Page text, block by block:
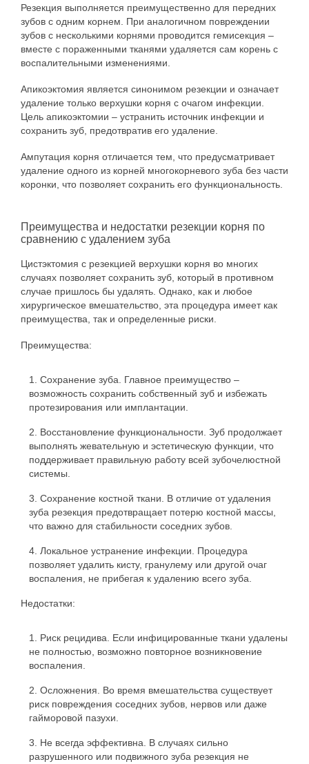
Резекция выполняется преимущественно для передних
зубов с одним корнем. При аналогичном повреждении
зубов с несколькими корнями проводится гемисекция –
вместе с пораженными тканями удаляется сам корень с
воспалительными изменениями.
Апикоэктомия является синонимом резекции и означает
удаление только верхушки корня с очагом инфекции.
Цель апикоэктомии – устранить источник инфекции и
сохранить зуб, предотвратив его удаление.
Ампутация корня отличается тем, что предусматривает
удаление одного из корней многокорневого зуба без части
коронки, что позволяет сохранить его функциональность.
Преимущества и недостатки резекции корня по
сравнению с удалением зуба
Цистэктомия с резекцией верхушки корня во многих
случаях позволяет сохранить зуб, который в противном
случае пришлось бы удалять. Однако, как и любое
хирургическое вмешательство, эта процедура имеет как
преимущества, так и определенные риски.
Преимущества:
Сохранение зуба. Главное преимущество –
возможность сохранить собственный зуб и избежать
протезирования или имплантации.
Восстановление функциональности. Зуб продолжает
выполнять жевательную и эстетическую функции, что
поддерживает правильную работу всей зубочелюстной
системы.
Сохранение костной ткани. В отличие от удаления
зуба резекция предотвращает потерю костной массы,
что важно для стабильности соседних зубов.
Локальное устранение инфекции. Процедура
позволяет удалить кисту, гранулему или другой очаг
воспаления, не прибегая к удалению всего зуба.
Недостатки:
Риск рецидива. Если инфицированные ткани удалены
не полностью, возможно повторное возникновение
воспаления.
Осложнения. Во время вмешательства существует
риск повреждения соседних зубов, нервов или даже
гайморовой пазухи.
Не всегда эффективна. В случаях сильно
разрушенного или подвижного зуба резекция не